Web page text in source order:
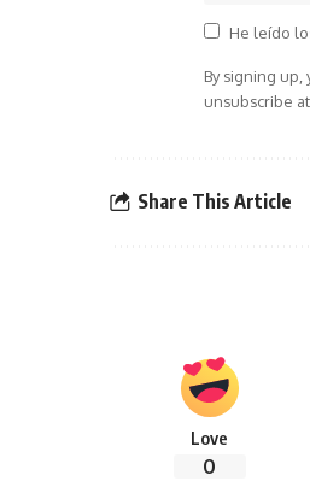
He leído
By signing
unsubscribe
Share This Article
Love
0